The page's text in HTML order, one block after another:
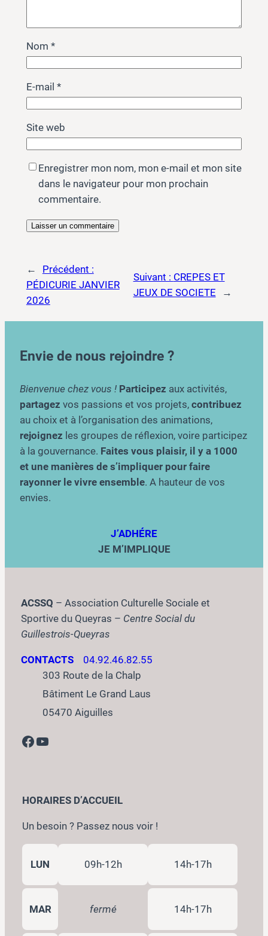
Nom *
E-mail *
Site web
Enregistrer mon nom, mon e-mail et mon site
dans le navigateur pour mon prochain
commentaire.
←
Précédent :
PÉDICURIE JANVIER
2026
Suivant : CREPES ET
JEUX DE SOCIETE
→
Envie de nous rejoindre ?
Bienvenue chez vous ! Participez aux activités,
partagez vos passions et vos projets, contribuez
au choix et à l’organisation des animations,
rejoignez les groupes de réflexion, voire participez
à la gouvernance. Faites vous plaisir, il y a 1000
et une manières de s’impliquer pour faire
rayonner le vivre ensemble. A hauteur de vos
envies.
J’ADHÉRE
JE M’IMPLIQUE
ACSSQ – Association Culturelle Sociale et
Sportive du Queyras – Centre Social du
Guillestrois-Queyras
CONTACTS
04.92.46.82.55
303 Route de la Chalp
Bâtiment Le Grand Laus
05470 Aiguilles
Facebook YouTube
HORAIRES D’ACCUEIL
Un besoin ? Passez nous voir !
LUN 09h-12h 14h-17h
MAR fermé 14h-17h